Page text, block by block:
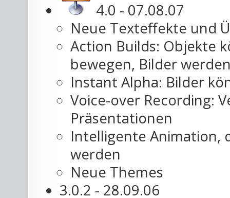
4.0 - 07.08.07
Neue Texteffekte und
Action Builds: Objekte
bewegen, Bilder
Instant Alpha: Bilder
Voice-over Recording:
Präsentationen
Intelligente Animation,
werden
Neue Themes
3.0.2 - 28.09.06